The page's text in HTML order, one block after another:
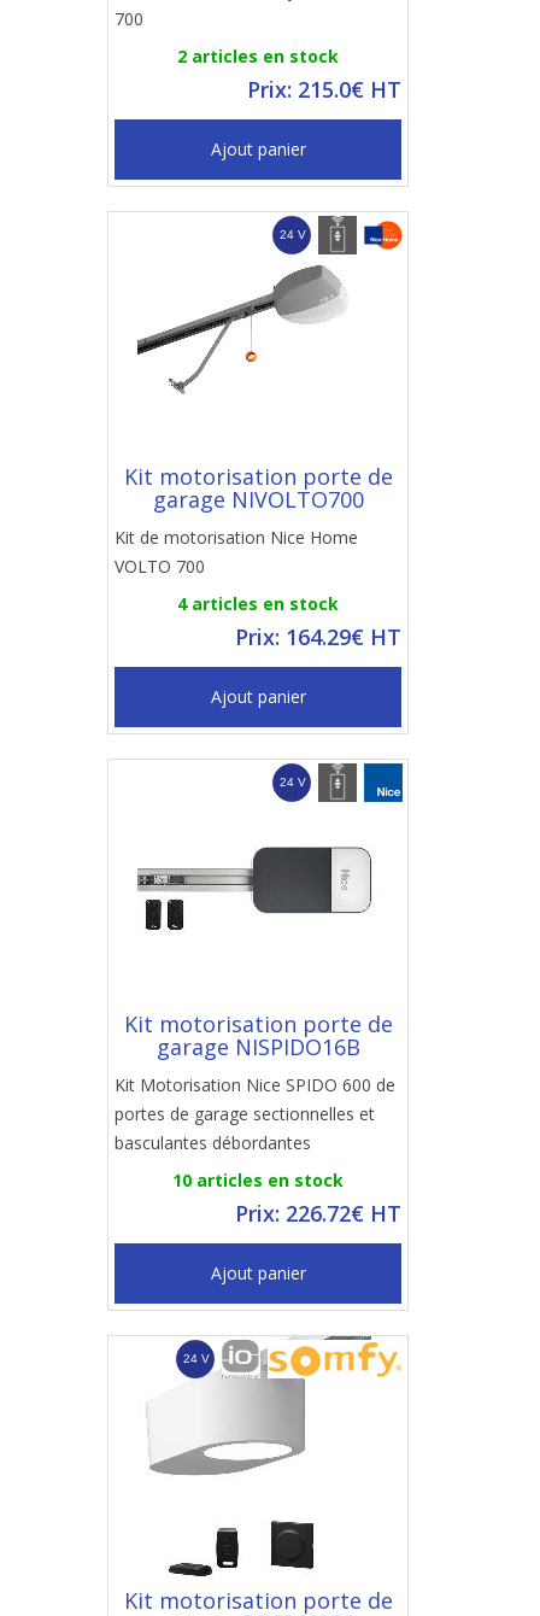
700
2 articles en stock
Prix: 215.0€ HT
Ajout panier
Kit motorisation porte de
garage NIVOLTO700
Kit de motorisation Nice Home
VOLTO 700
4 articles en stock
Prix: 164.29€ HT
Ajout panier
Kit motorisation porte de
garage NISPIDO16B
Kit Motorisation Nice SPIDO 600 de
portes de garage sectionnelles et
basculantes débordantes
10 articles en stock
Prix: 226.72€ HT
Ajout panier
Kit motorisation porte de